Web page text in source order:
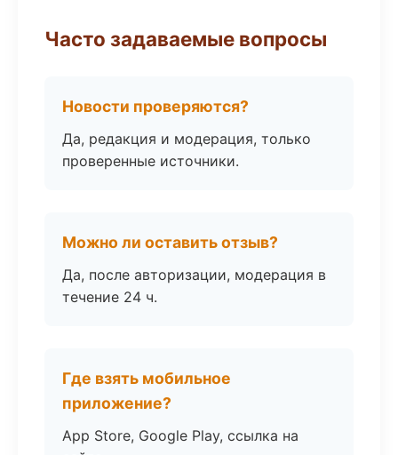
Часто задаваемые вопросы
Новости проверяются?
Да, редакция и модерация, только
проверенные источники.
Можно ли оставить отзыв?
Да, после авторизации, модерация в
течение 24 ч.
Где взять мобильное
приложение?
App Store, Google Play, ссылка на